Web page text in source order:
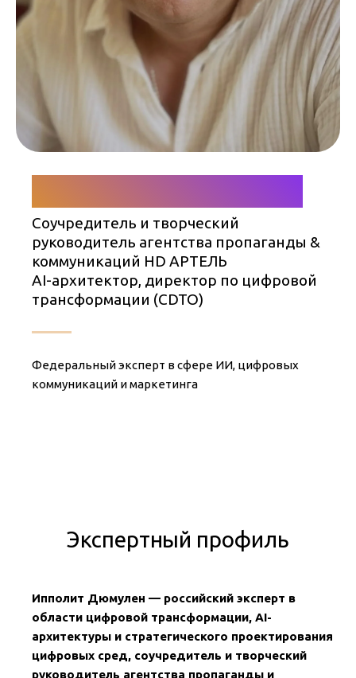
Соучредитель и творческий
руководитель агентства пропаганды &
коммуникаций HD АРТЕЛЬ
AI-архитектор, директор по цифровой
трансформации (CDTO)
Федеральный эксперт в сфере ИИ, цифровых
коммуникаций и маркетинга
Экспертный профиль
Ипполит Дюмулен — российский эксперт в
области цифровой трансформации, AI-
архитектуры и стратегического проектирования
цифровых сред, соучредитель и творческий
руководитель агентства пропаганды и